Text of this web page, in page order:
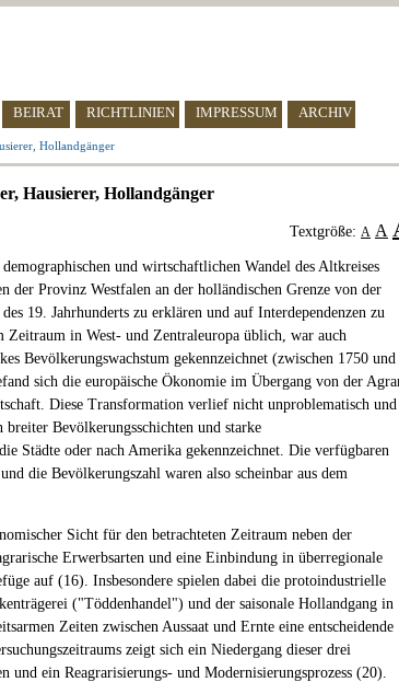
BEIRAT RICHTLINIEN IMPRESSUM ARCHIV
Hollandgänger
Hausierer, Hollandgänger
Textgröße: A A
und wirtschaftlichen Wandel des Altkreises
der Provinz Westfalen an der holländischen Grenze von der
19. Jahrhunderts zu erklären und auf Interdependenzen zu
Zeitraum in West- und Zentraleuropa üblich, war auch
Bevölkerungswachstum gekennzeichnet (zwischen 1750 und
sich die europäische Ökonomie im Übergang von der
Diese Transformation verlief nicht unproblematisch und
breiter Bevölkerungsschichten und starke
Städte oder nach Amerika gekennzeichnet. Die verfügbaren
die Bevölkerungszahl waren also scheinbar aus dem
Sicht für den betrachteten Zeitraum neben der
Erwerbsarten und eine Einbindung in überregionale
auf (16). Insbesondere spielen dabei die protoindustrielle
("Töddenhandel") und der saisonale Hollandgang in
Zeiten zwischen Aussaat und Ernte eine entscheidende
zeigt sich ein Niedergang dieser drei
und ein Reagrarisierungs- und Modernisierungsprozess (20).